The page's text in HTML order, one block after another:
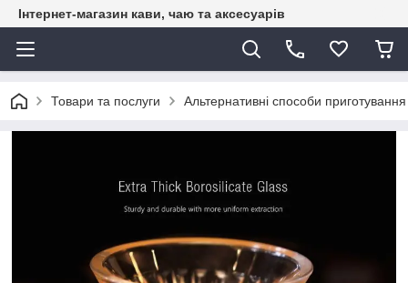
Інтернет-магазин кави, чаю та аксесуарів
Товари та послуги Альтернативні способи